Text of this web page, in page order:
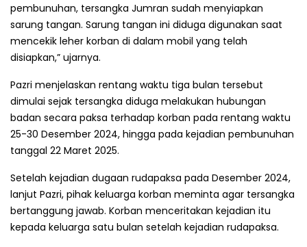
pembunuhan, tersangka Jumran sudah menyiapkan
sarung tangan. Sarung tangan ini diduga digunakan saat
mencekik leher korban di dalam mobil yang telah
disiapkan,” ujarnya.
Pazri menjelaskan rentang waktu tiga bulan tersebut
dimulai sejak tersangka diduga melakukan hubungan
badan secara paksa terhadap korban pada rentang waktu
25-30 Desember 2024, hingga pada kejadian pembunuhan
tanggal 22 Maret 2025.
Setelah kejadian dugaan rudapaksa pada Desember 2024,
lanjut Pazri, pihak keluarga korban meminta agar tersangka
bertanggung jawab. Korban menceritakan kejadian itu
kepada keluarga satu bulan setelah kejadian rudapaksa.